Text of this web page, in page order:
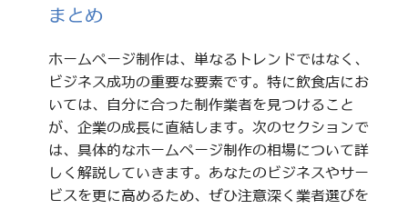
まとめ
ホームページ制作は、単なるトレンドではなく、
ビジネス成功の重要な要素です。特に飲食店にお
いては、自分に合った制作業者を見つけること
が、企業の成長に直結します。次のセクションで
は、具体的なホームページ制作の相場について詳
しく解説していきます。あなたのビジネスやサー
ビスを更に高めるため、ぜひ注意深く業者選びを